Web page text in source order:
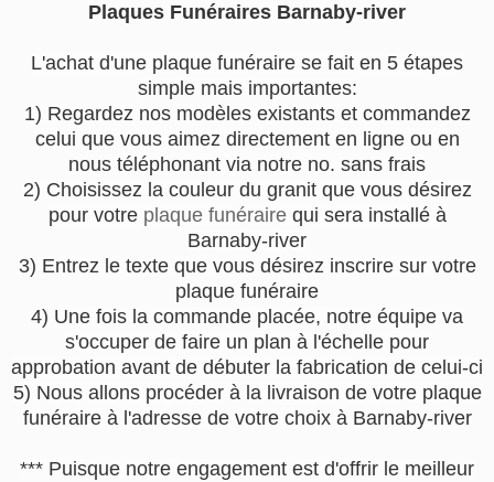
Plaques Funéraires Barnaby-river
L'achat d'une plaque funéraire se fait en 5 étapes
simple mais importantes:
1) Regardez nos modèles existants et commandez
celui que vous aimez directement en ligne ou en
nous téléphonant via notre no. sans frais
2) Choisissez la couleur du granit que vous désirez
pour votre plaque funérairequi sera installé à
Barnaby-river
3) Entrez le texte que vous désirez inscrire sur votre
plaque funéraire
4) Une fois la commande placée, notre équipe va
s'occuper de faire un plan à l'échelle pour
approbation avant de débuter la fabrication de celui-ci
5) Nous allons procéder à la livraison de votre plaque
funéraire à l'adresse de votre choix à Barnaby-river
*** Puisque notre engagement est d'offrir le meilleur